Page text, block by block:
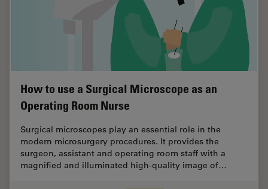
How to use a Surgical Microscope as an
Operating Room Nurse
Surgical microscopes play an essential role in the
modern microsurgery procedures. It provides the
surgeon, assistant and operating room staff with a
magnified and illuminated high-quality image of…